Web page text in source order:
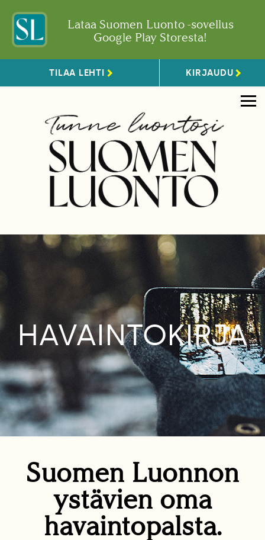
Lataa Suomen Luonto -sovellus
Google Play Storesta!
TILAA LEHTI KIRJAUDU
HAVAINTOKIRJA
Suomen Luonnon
ystävien oma
havaintopalsta.